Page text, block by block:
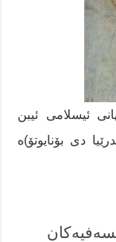
ئیسلامی ئیبن
دی بۆنایوتۆ)ە